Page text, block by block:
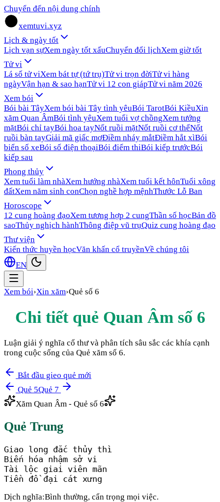
Chuyển đến nội dung chính
xemtuvi.xyz
Lịch & ngày tốt
Lịch vạn sựXem ngày tốt xấuChuyển đổi lịchXem giờ tốt
Tử vi
Lá số tử viXem bát tự (tứ trụ)Tử vi trọn đờiTử vi hàng
ngàyVận hạn & sao hạnTử vi 12 con giápTử vi năm 2026
Xem bói
Bói bài TâyXem bói bài Tây tình yêuBói TarotBói KiềuXin
xăm Quan ÂmBói tình yêuXem tuổi vợ chồngXem tướng
mặtBói chỉ tayBói hoa tayNốt ruồi mặtNốt ruồi cơ thểNốt
ruồi bàn tayGiải mã giấc mơĐiềm nháy mắtĐiềm hắt xìBói
biển số xeBói số điện thoạiBói điểm thiBói kiếp trướcBói
kiếp sau
Phong thủy
Xem tuổi làm nhàXem hướng nhàXem tuổi kết hônTuổi xông
đấtXem năm sinh conChọn nghề hợp mệnhThước Lỗ Ban
Horoscope
12 cung hoàng đạoXem tương hợp 2 cungThần số họcBản đồ
saoThủy nghịch hànhThông điệp vũ trụQuiz cung hoàng đạo
Thư viện
Kiến thức huyền họcVăn khấn cổ truyềnVề chúng tôi
EN
Xem bói›Xin xăm›Quẻ số 6
Chi tiết quẻ Quan Âm số 6
Luận giải ý nghĩa cổ thư và phân tích sâu sắc các khía cạnh
trong cuộc sống của Quẻ xăm số 6.
Bắt đầu gieo quẻ mới
Quẻ 5Quẻ 7
Xăm Quan Âm - Quẻ số 6
Quẻ Trung
Giao long đắc thủy thì
Biến hóa nhậm sở vi
Tài lộc giai viên mãn
Tiền đồ đại cát xưng
Dịch nghĩa:Bình thường, cẩn trọng mọi việc.